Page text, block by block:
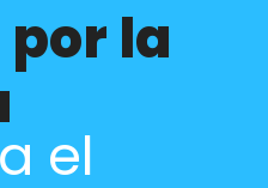
por la
el